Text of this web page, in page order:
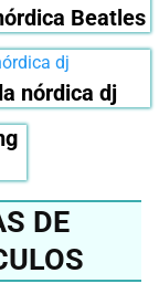
Beatles
nórdica dj
DE